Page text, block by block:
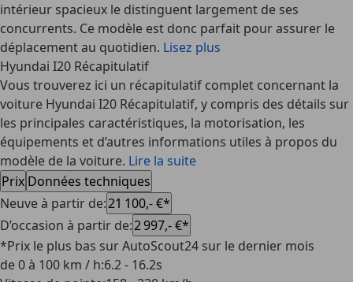
intérieur spacieux le distinguent largement de ses
concurrents. Ce modèle est donc parfait pour assurer le
déplacement au quotidien. Lisez plus
Hyundai I20 Récapitulatif
Vous trouverez ici un récapitulatif complet concernant la
voiture Hyundai I20 Récapitulatif, y compris des détails sur
les principales caractéristiques, la motorisation, les
équipements et d’autres informations utiles à propos du
modèle de la voiture. Lire la suite
Prix Données techniques
Neuve à partir de:21 100,- €*
D’occasion à partir de:2 997,- €*
*Prix le plus bas sur AutoScout24 sur le dernier mois
de 0 à 100 km / h:6.2 - 16.2s